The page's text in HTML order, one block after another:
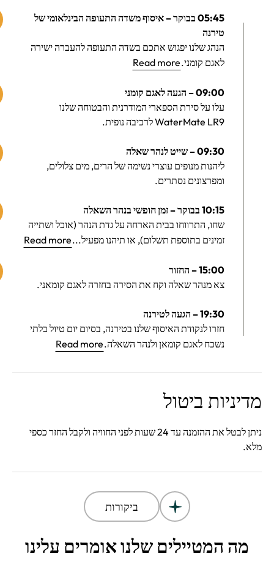
05:45 בבוקר – איסוף משדה התעופה הבינלאומי של
טירנה
הנהג שלנו יפגוש אתכם בשדה התעופה להעברה ישירה
לאגם קומני.Read more
09:00 – הגעה לאגם קומני
עלו על סירת הספארי המודרנית והבטוחה שלנו
WaterMate LR9 לרכיבה נופית.
09:30 – שייט לנהר שאלה
ליהנות מנופים עוצרי נשימה של הרים, מים צלולים,
ומפרצונים נסתרים.
10:15 בבוקר – זמן חופשי בנהר השאלה
שחו, התרווחו בבית הארחה על גדת הנהר (אוכל ושתייה
זמינים בתוספת תשלום), או תיהנו מפעיל...Read more
15:00 – החזור
צא מנהר שאלה וקח את הסירה בחזרה לאגם קומאני.
19:30 – הגעה לטירנה
חזרו לנקודת האיסוף שלנו בטירנה, בסיום יום טיול בלתי
נשכח לאגם קומאן ולנהר השאלה.Read more
מדיניות ביטול
ניתן לבטל את ההזמנה עד 24 שעות לפני החוויה ולקבל החזר כספי
מלא.
ביקורות
מה המטיילים שלנו אומרים עלינו